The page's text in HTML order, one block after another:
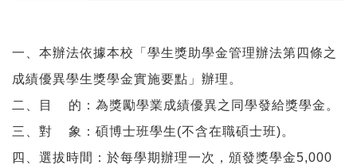
一、本辦法依據本校「學生獎助學金管理辦法第四條之
成績優異學生獎學金實施要點」辦理。
二、目
的：為獎勵學業成績優異之同學發給獎學金。
三、對
象：碩博士班學生(不含在職碩士班)。
四、選拔時間：於每學期辦理一次，頒發獎學金5,000